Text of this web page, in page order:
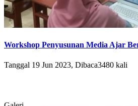
Workshop Penyusunan Media Ajar
Tanggal 19 Jun 2023, Dibaca3480 kali